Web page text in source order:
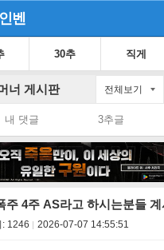
인벤
30추 직게
너 게시판 전체보기
내 댓글 3추글
주 4주 AS라고 하시는분들 계
: 1246 2026-07-07 14:55:51